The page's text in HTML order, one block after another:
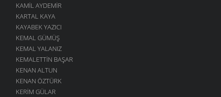
KAMIL AYDEMIR
KARTAL KAYA
KAYABEK YAZICI
KEMAL GÜMÜŞ
KEMAL YALANIZ
KEMALETTIN BAŞAR
KENAN ALTUN
KENAN ÖZTÜRK
KERIM GÜLAR